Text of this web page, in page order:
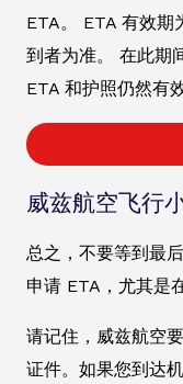
ETA。 ETA 有效期
到者为准。 在此期
ETA 和护照仍然有
威兹航空飞行
总之，不要等到最
申请 ETA，尤其是
请记住，威兹航空
证件。如果您到达